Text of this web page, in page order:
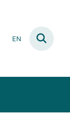
EN